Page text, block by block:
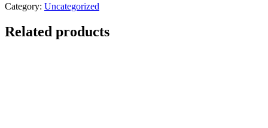
Category: Uncategorized
Related products